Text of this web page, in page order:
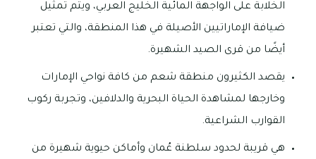
الخلابة على الواجهة المائية الخليج العربي، ويتم تمثيل
ضيافة الإماراتيين الأصيلة في هذا المنطقة، والتي تعتبر
أيضًا من قرى الصيد الشهيرة.
يقصد الكثيرون منطقة شعم من كافة نواحي الإمارات
وخارجها لمشاهدة الحياة البحرية والدلافين، وتجربة ركوب
القوارب الشراعية.
هي قريبة لحدود سلطنة عُمان وأماكن حيوية شهيرة من